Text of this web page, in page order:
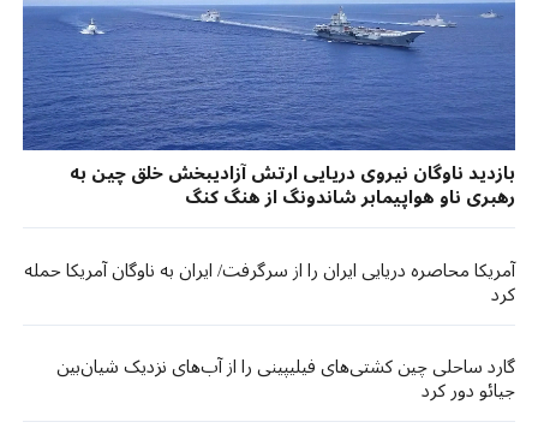
بازدید ناوگان نیروی دریایی ارتش آزادیبخش خلق چین به
رهبری ناو هواپیمابر شاندونگ از هنگ کنگ
آمریکا محاصره دریایی ایران را از سرگرفت/ ایران به ناوگان آمریکا حمله
کرد
گارد ساحلی چین کشتی‌های فیلیپینی را از آب‌های نزدیک شیان‌بین
جیائو دور کرد